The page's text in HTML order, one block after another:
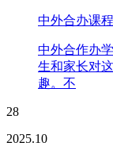
中外合办课
中外合作办
生和家长对
趣。不
28
2025.10